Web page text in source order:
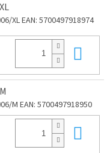
XLEAN: 5700497918974
M EAN: 5700497918950